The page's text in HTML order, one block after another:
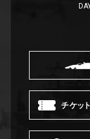
チケッ